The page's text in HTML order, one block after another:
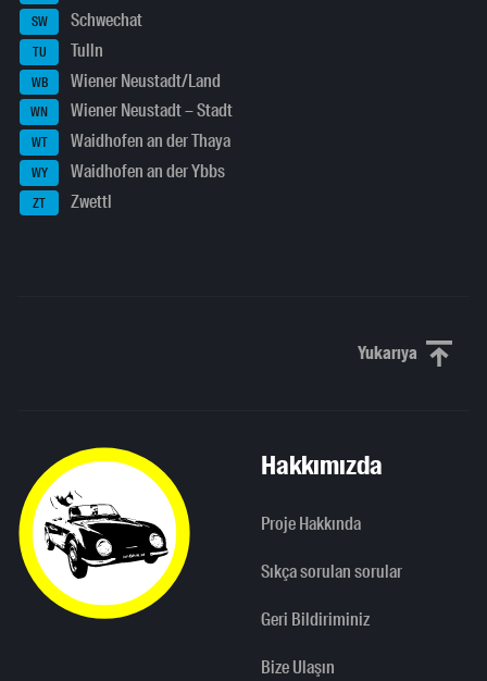
SW Schwechat
TU Tulln
WB Wiener Neustadt/Land
WN Wiener Neustadt – Stadt
WT Waidhofen an der Thaya
WY Waidhofen an der Ybbs
ZT Zwettl
YukarıyaYukarı
Hakkımızda
Proje Hakkında
Sıkça sorulan sorular
Geri Bildiriminiz
Bize Ulaşın